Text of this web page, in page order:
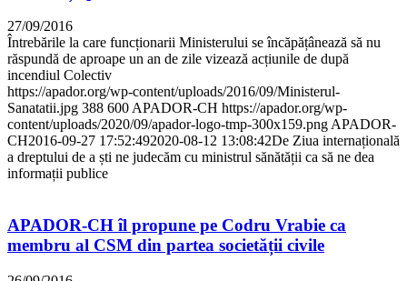
27/09/2016
Întrebările la care funcționarii Ministerului se încăpățânează să nu
răspundă de aproape un an de zile vizează acțiunile de după
incendiul Colectiv
https://apador.org/wp-content/uploads/2016/09/Ministerul-
Sanatatii.jpg 388 600 APADOR-CH https://apador.org/wp-
content/uploads/2020/09/apador-logo-tmp-300x159.png APADOR-
CH2016-09-27 17:52:492020-08-12 13:08:42De Ziua internațională
a dreptului de a ști ne judecăm cu ministrul sănătății ca să ne dea
informații publice
APADOR-CH îl propune pe Codru Vrabie ca
membru al CSM din partea societății civile